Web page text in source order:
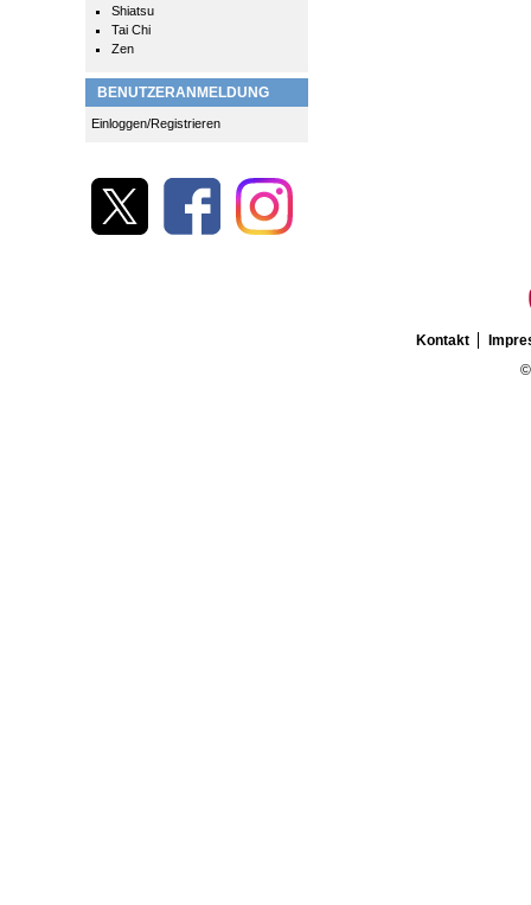
Shiatsu
Tai Chi
Zen
BENUTZERANMELDUNG
Einloggen/Registrieren
Kontakt
©